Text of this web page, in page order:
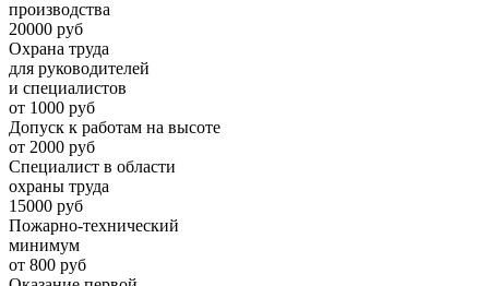
производства
20000 руб
Охрана труда
для руководителей
и специалистов
от 1000 руб
Допуск к работам на высоте
от 2000 руб
Специалист в области
охраны труда
15000 руб
Пожарно-технический
минимум
от 800 руб